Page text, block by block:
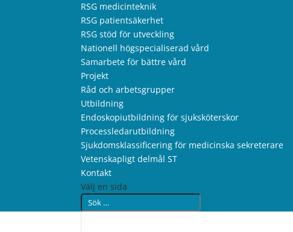
RSG medicinteknik
RSG patientsäkerhet
RSG stöd för utveckling
Nationell högspecialiserad vård
Samarbete för bättre vård
Projekt
Råd och arbetsgrupper
Utbildning
Endoskopiutbildning för sjuksköterskor
Processledarutbildning
Sjukdomsklassificering för medicinska sekreterare
Vetenskapligt delmål ST
Kontakt
Välj en sida